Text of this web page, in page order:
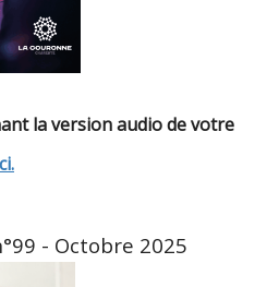
la version audio de votre
- Octobre 2025